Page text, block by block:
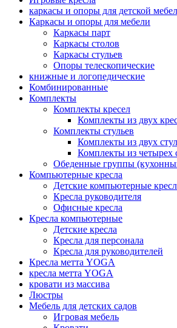
каркасы и опоры для детской
Каркасы и опоры для мебели
Каркасы парт
Каркасы столов
Каркасы стульев
Опоры телескопические
книжные и логопедические
Комбинированные
Комплекты
Комплекты кресел
Комплекты из двух
Комплекты стульев
Комплекты из двух
Комплекты из четырех
Обеденные группы
Компьютерные кресла
Детские компьютерные
Кресла руководителя
Офисные кресла
Кресла компьютерные
Детские кресла
Кресла для персонала
Кресла для руководителей
Кресла метта YOGA
кресла метта YOGA
кровати из массива
Люстры
Мебель для детских садов
Игровая мебель